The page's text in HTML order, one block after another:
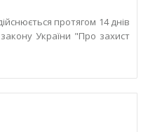
протягом 14 днів
України "Про захист